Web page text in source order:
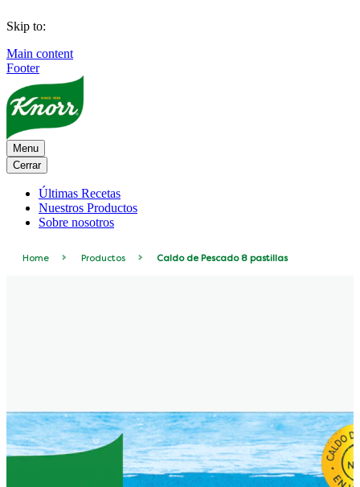
Skip to:
Main content
Footer
Menu
Cerrar
Últimas Recetas
Nuestros Productos
Sobre nosotros
Home Productos Caldo de Pescado 8 pastillas